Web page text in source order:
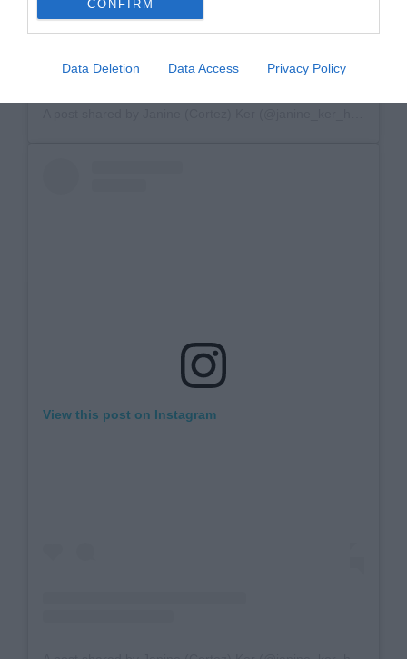
CONFIRM
Data Deletion Data Access Privacy Policy
View this post on Instagram